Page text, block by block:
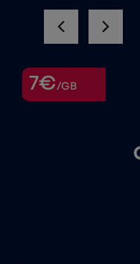
7€/GB